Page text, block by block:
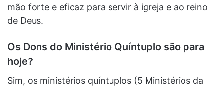
mão forte e eficaz para servir à igreja e ao reino
de Deus.
Os Dons do Ministério Quíntuplo são para
hoje?
Sim, os ministérios quíntuplos (5 Ministérios da